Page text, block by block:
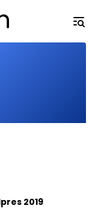
2019